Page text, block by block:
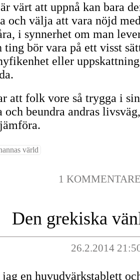
värt att uppnå kan bara
och välja att vara nöjd
i synnerhet om man
ting bör vara på ett visst
eller
att folk vore så trygga i
och beundra andras
värld
1
Den grekiska
26.2.2014
en huvudvärkstablett